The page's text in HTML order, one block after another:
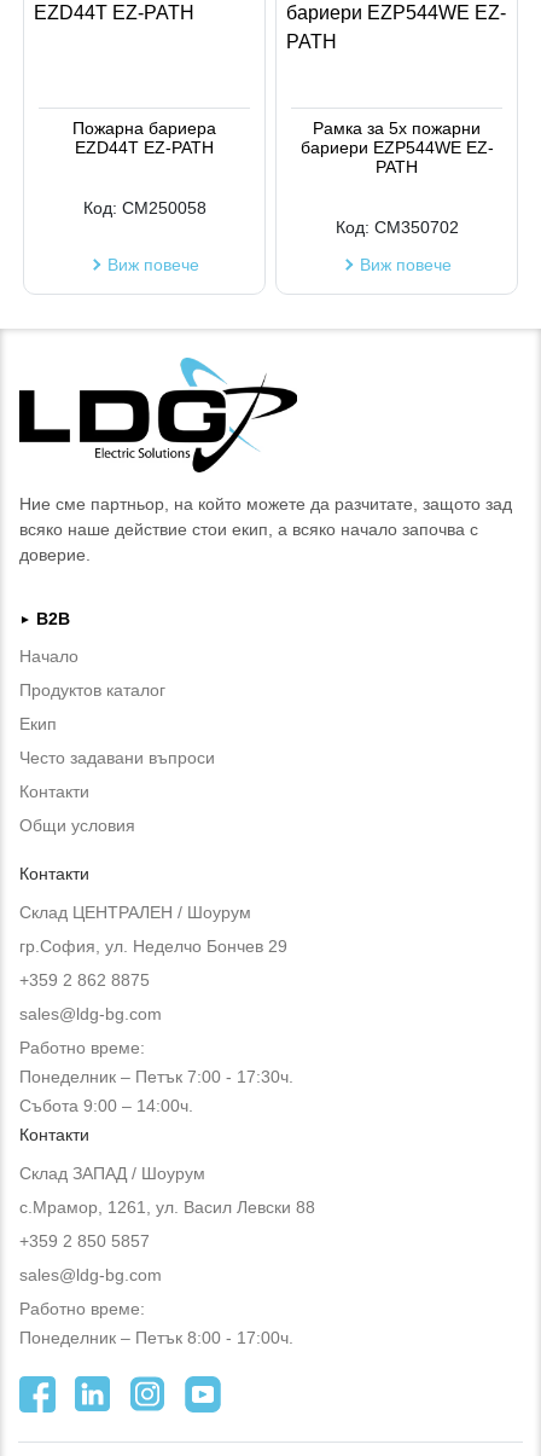
Пожарна бариера
EZD44T EZ-PATH
Код: CM250058
Виж повече
Рамка за 5х пожарни
бариери EZP544WE EZ-
PATH
Код: CM350702
Виж повече
Ние сме партньор, на който можете да разчитате, защото зад
всяко наше действие стои екип, а всяко начало започва с
доверие.
►
B2B
Начало
Продуктов каталог
Екип
Често задавани въпроси
Контакти
Общи условия
Контакти
Склад ЦЕНТРАЛЕН / Шоурум
гр.София, ул. Неделчо Бончев 29
+359 2 862 8875
sales@ldg-bg.com
Работно време:
Понеделник – Петък 7:00 - 17:30ч.
Събота 9:00 – 14:00ч.
Контакти
Склад ЗАПАД / Шоурум
с.Мрамор, 1261, ул. Васил Левски 88
+359 2 850 5857
sales@ldg-bg.com
Работно време:
Понеделник – Петък 8:00 - 17:00ч.